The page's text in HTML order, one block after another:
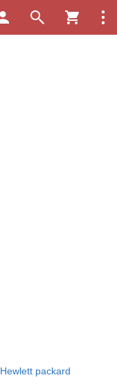
Hewlett packard